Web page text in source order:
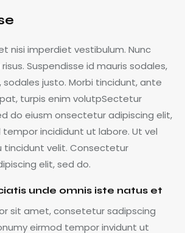
nisi imperdiet vestibulum. Nunc
Suspendisse id mauris sodales,
justo. Morbi tincidunt, ante
turpis enim volutpSectetur
do eiusm onsectetur adipiscing elit,
incididunt ut labore. Ut vel
tincidunt velit. Consectetur
elit, sed do.
unde omnis iste natus et
sit amet, consetetur sadipscing
eirmod tempor invidunt ut